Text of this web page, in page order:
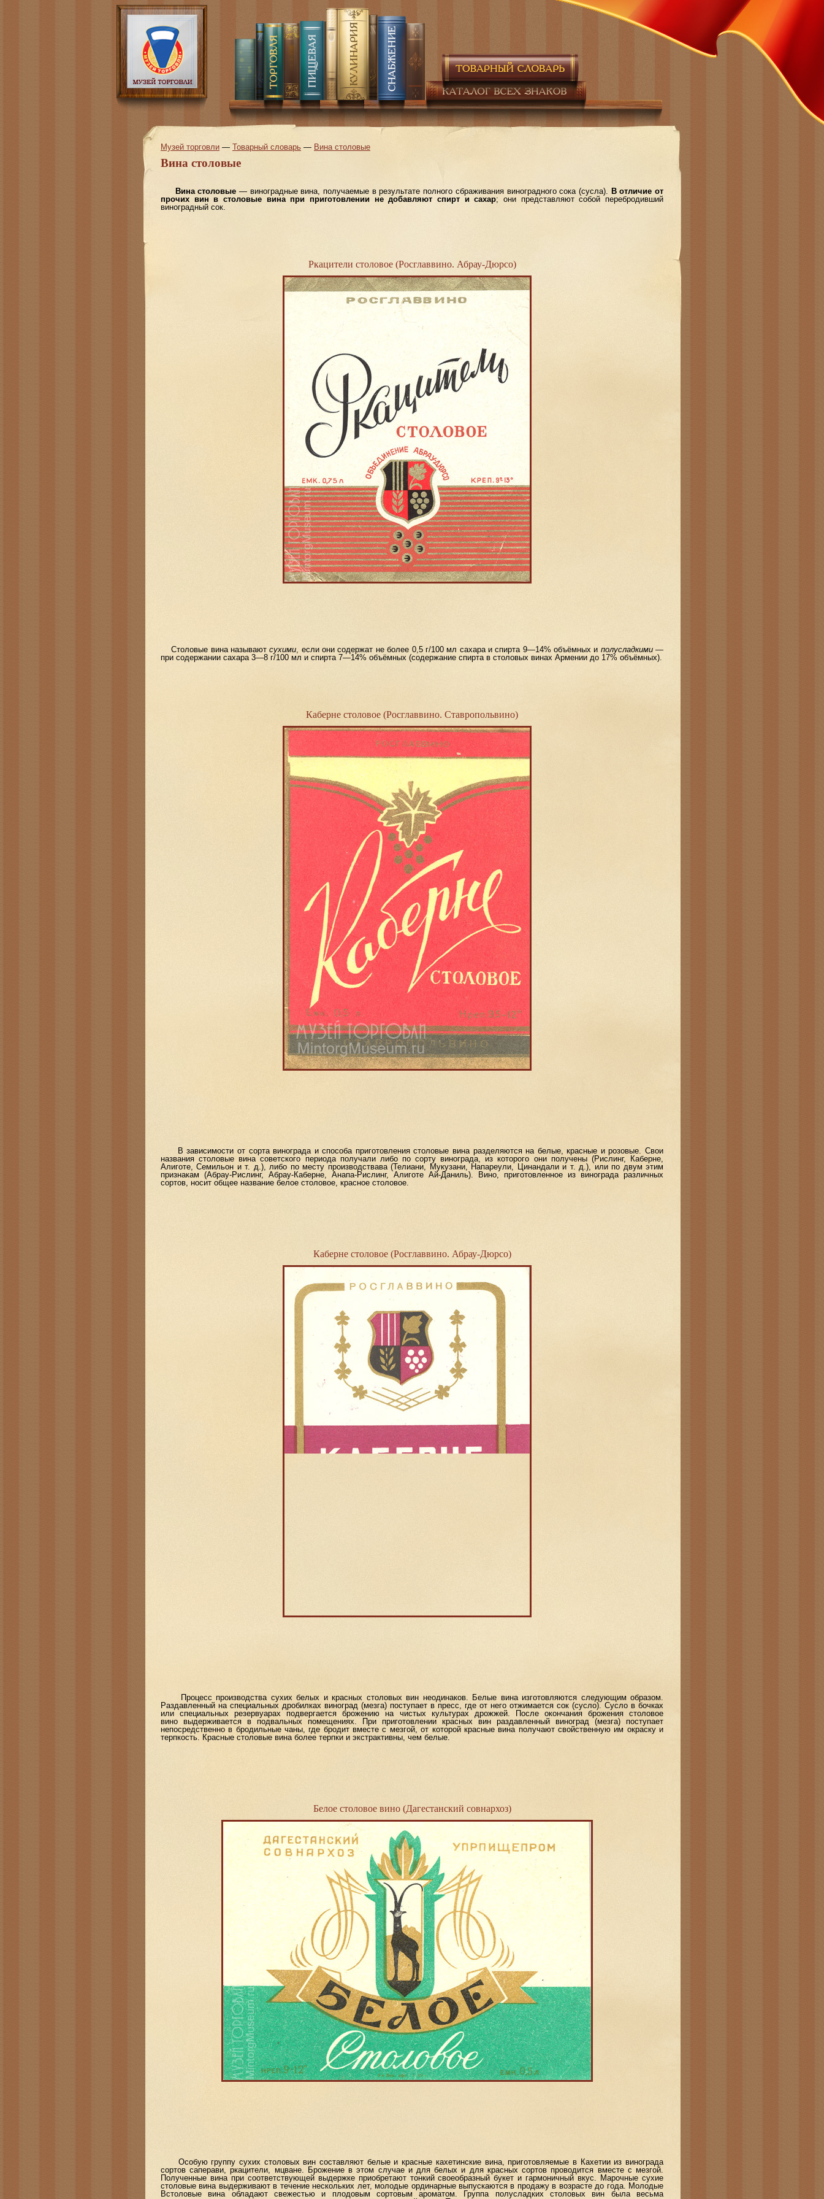
Музей торговли — Товарный словарь — Вина столовые
Вина столовые
Вина столовые — виноградные вина, получаемые в результате полного сбраживания виноградного сока (сусла). В отличие от
прочих вин в столовые вина при приготовлении не добавляют спирт и сахар; они представляют собой перебродивший
виноградный сок.
Ркацители столовое (Росглаввино. Абрау-Дюрсо)
Столовые вина называютсухими, если они содержат не более 0,5 г/100 мл сахара и спирта 9—14% объёмных и полусладкими—
при содержании сахара 3—8 г/100 мл и спирта 7—14% объёмных (содержание спирта в столовых винах Армении до 17% объёмных).
Каберне столовое (Росглаввино. Ставропольвино)
В зависимости от сорта винограда и способа приготовления столовые вина разделяются на белые, красные и розовые. Свои
названия столовые вина советского периода получали либо по сорту винограда, из которого они получены (Рислинг, Каберне,
Алиготе, Семильон и т. д.), либо по месту производствава (Телиани, Мукузани, Напареули, Цинандали и т. д.), или по двум этим
признакам (Абрау-Рислинг, Абрау-Каберне, Анапа-Рислинг, Алиготе Ай-Даниль). Вино, приготовленное из винограда различных
сортов, носит общее название белое столовое, красное столовое.
Каберне столовое (Росглаввино. Абрау-Дюрсо)
Процесс производства сухих белых и красных столовых вин неодинаков. Белые вина изготовляются следующим образом.
Раздавленный на специальных дробилках виноград (мезга) поступает в пресс, где от него отжимается сок (сусло). Сусло в бочках
или специальных резервуарах подвергается брожению на чистых культурах дрожжей. После окончания брожения столовое
вино выдерживается в подвальных помещениях. При приготовлении красных вин раздавленный виноград (мезга) поступает
непосредственно в бродильные чаны, где бродит вместе с мезгой, от которой красные вина получают свойственную им окраску и
терпкость. Красные столовые вина более терпки и экстрактивны, чем белые.
Белое столовое вино (Дагестанский совнархоз)
Особую группу сухих столовых вин составляют белые и красные кахетинские вина, приготовляемые в Кахетии из винограда
сортов саперави, ркацители, мцване. Брожение в этом случае и для белых и для красных сортов проводится вместе с мезгой.
Полученные вина при соответствующей выдержке приобретают тонкий своеобразный букет и гармоничный вкус. Марочные сухие
столовые вина выдерживают в течение нескольких лет, молодые ординарные выпускаются в продажу в возрасте до года. Молодые
Встоловые вина обладают свежестью и плодовым сортовым ароматом. Группа полусладких столовых вин была весьма